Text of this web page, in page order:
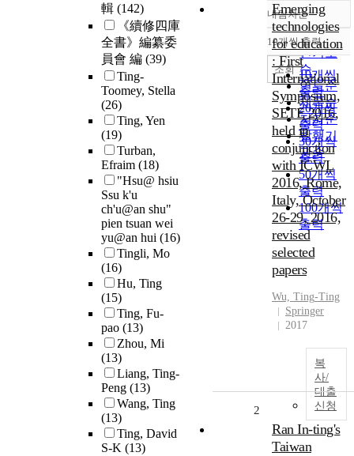
輯 (142)
《續修四庫
全書》編纂委
員會 編 (39)
Ting-
Toomey, Stella
(26)
Ting, Yen
(19)
Turban,
Efraim (18)
"Hsu@ hsiu
Ssu k'u
ch'u@an shu"
pien tsuan wei
yu@an hui (16)
Tingli, Mo
(16)
Hu, Ting
(15)
Ting, Fu-
pao (13)
Zhou, Mi
(13)
Liang, Ting-
Peng (13)
Wang, Ting
(13)
Ting, David
S-K (13)
정확도
순
인기도
순
연도순
제목순
저자순
발행기
관순
내림차순
내림차순
10개씩 출력
10개씩
출력
20개씩
출력
30개씩
출력
50개씩
출력
100개씩
출력
조회
Emerging
technologies
for education
: First
International
Symposium,
SETE 2016,
held in
conjunction
with ICWL
2016, Rome,
Italy, October
26-29, 2016,
revised
selected
papers
Wu, Ting-Ting
Springer
2017
복
사/
대출
신청
2
Ran In-ting's
Taiwan